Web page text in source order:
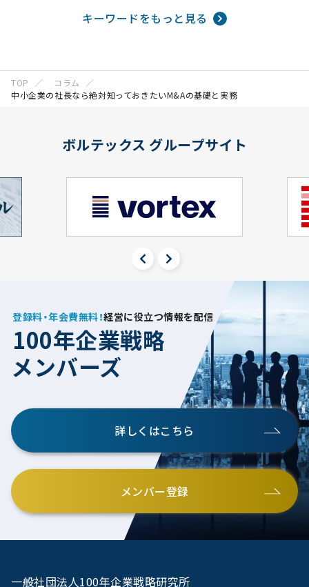
キーワードをもっと見る
TOP
コラム
中小企業の社長なら絶対知っておきたいM&Aの基礎と実務
ボルテックス グループサイト
登録料・年会費無料！経営に役立つ情報を配信
100年企業戦略
メンバーズ
詳しくはこちら
メンバー登録
一般社団法人100年企業戦略研究所